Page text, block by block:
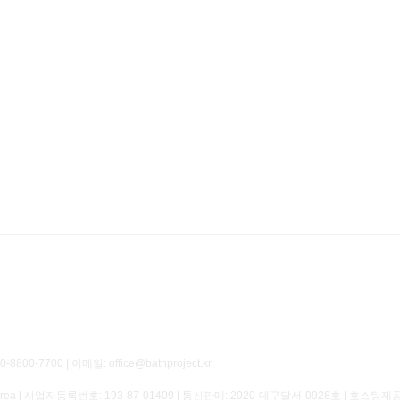
8800-7700 | 이메일: office@bathproject.kr
| 사업자등록번호: 193-87-01409 2020-대구달서-0928호 | 호스팅제